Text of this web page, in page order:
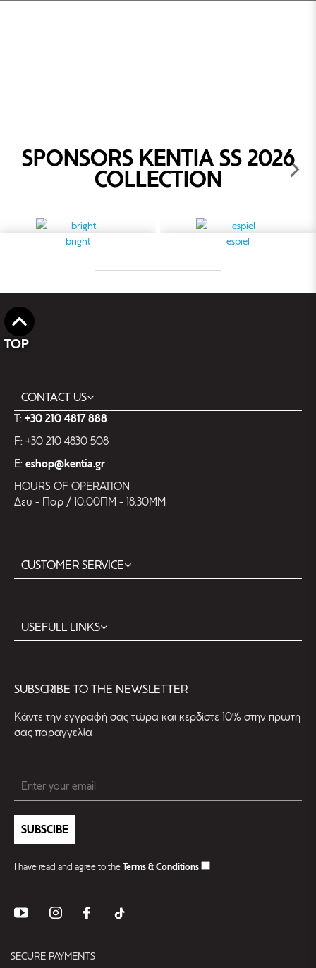
SPONSORS KENTIA SS 2026
COLLECTION
bright espiel
TOP
CONTACT US
T: +30 210 4817 888
F: +30 210 4830 508
E: eshop@kentia.gr
HOURS OF OPERATION
Δευ - Παρ / 10:00ΠΜ - 18:30ΜΜ
CUSTOMER SERVICE
USEFULL LINKS
SUBSCRIBE TO THE NEWSLETTER
Kάντε την εγγραφή σας τώρα και κερδίστε 10% στην πρωτη
σας παραγγελία
SUBSCIBE
I have read and agree to theTerms & Conditions
SECURE PAYMENTS